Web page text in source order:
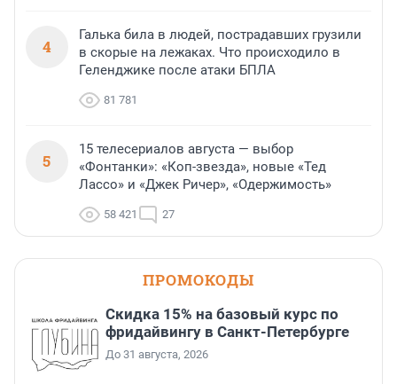
4
Галька била в людей, пострадавших грузили
в скорые на лежаках. Что происходило в
Геленджике после атаки БПЛА
81 781
5
15 телесериалов августа — выбор
«Фонтанки»: «Коп-звезда», новые «Тед
Лассо» и «Джек Ричер», «Одержимость»
58 421 27
ПРОМОКОДЫ
Скидка 15% на базовый курс по
фридайвингу в Санкт-Петербурге
До 31 августа, 2026